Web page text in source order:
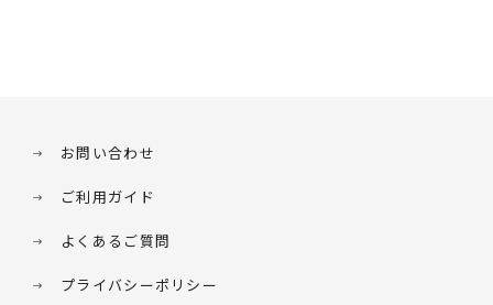
お問い合わせ
ご利用ガイド
よくあるご質問
プライバシーポリシー